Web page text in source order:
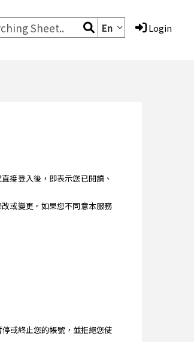
En Login
接登入後，即表示您已閱讀、
或變更。如果您不同意本服務
或終止您的帳號，並拒絕您使